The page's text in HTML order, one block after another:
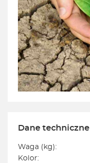
Dane techniczne
Waga (kg):
Kolor: